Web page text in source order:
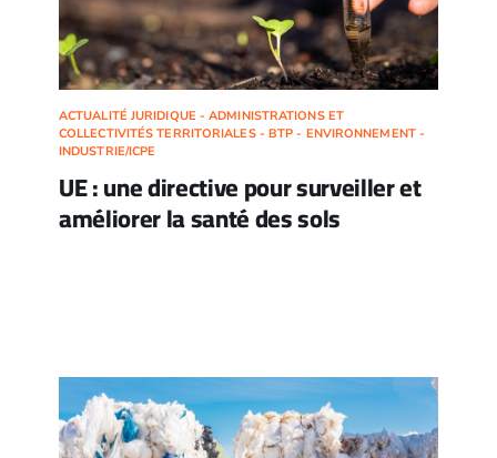
ACTUALITÉ JURIDIQUE - ADMINISTRATIONS ET
COLLECTIVITÉS TERRITORIALES - BTP - ENVIRONNEMENT -
INDUSTRIE/ICPE
UE : une directive pour surveiller et
améliorer la santé des sols